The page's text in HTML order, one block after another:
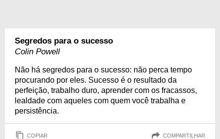
Segredos para o sucesso
Colin Powell
Não há segredos para o sucesso: não perca tempo
procurando por eles. Sucesso é o resultado da
perfeição, trabalho duro, aprender com os fracassos,
lealdade com aqueles com quem você trabalha e
persistência.
COPIAR COMPARTILHAR